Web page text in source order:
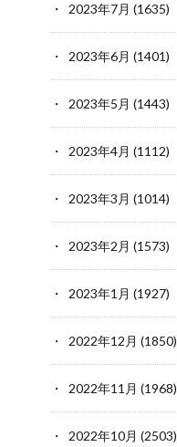
2023年7月 (1635)
2023年6月 (1401)
2023年5月 (1443)
2023年4月 (1112)
2023年3月 (1014)
2023年2月 (1573)
2023年1月 (1927)
2022年12月 (1850)
2022年11月 (1968)
2022年10月 (2503)